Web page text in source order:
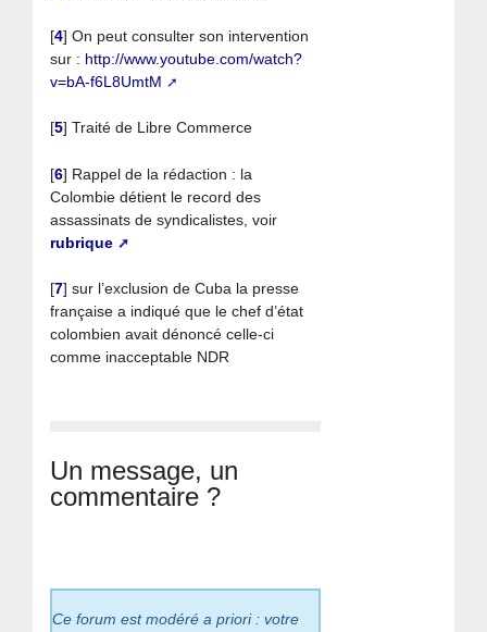
[4]On peut consulter son intervention
sur : http://www.youtube.com/watch?
v=bA-f6L8UmtM
[5]Traité de Libre Commerce
[6] Rappel de la rédaction : la
Colombie détient le record des
assassinats de syndicalistes, voir
rubrique
[7]sur l’exclusion de Cuba la presse
française a indiqué que le chef d’état
colombien avait dénoncé celle-ci
comme inacceptable NDR
Un message, un
commentaire ?
Ce forum est modéré a priori : votre